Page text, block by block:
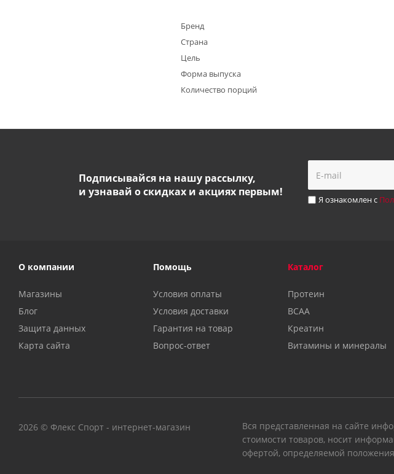
Бренд
Страна
Цель
Форма выпуска
Количество порций
Подписывайся на нашу рассылку,
и узнавай о скидках и акциях первым!
Я ознакомлен с
О компании
Магазины
Блог
Защита данных
Карта сайта
Помощь
Условия оплаты
Условия доставки
Гарантия на товар
Вопрос-ответ
Каталог
Протеин
BCAA
Креатин
Витамины и минералы
2026 © Флекс Спорт - интернет-магазин
Вся представленная на сайте
стоимости товаров, носит
офертой, определяемой